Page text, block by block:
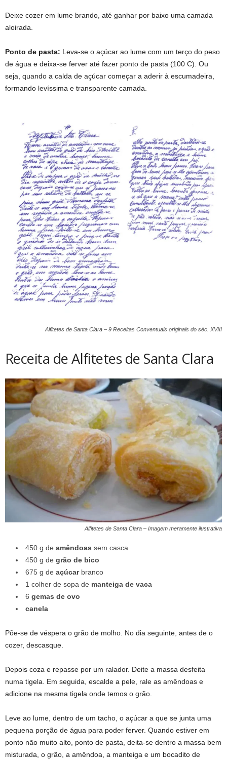
Deixe cozer em lume brando, até ganhar por baixo uma camada
aloirada.
Ponto de pasta: Leva-se o açúcar ao lume com um terço do peso
de água e deixa-se ferver até fazer ponto de pasta (100 C). Ou
seja, quando a calda de açúcar começar a aderir à escumadeira,
formando levíssima e transparente camada.
Alfitetes de Santa Clara – 9 Receitas Conventuais originais do séc. XVIII
Receita de Alfitetes de Santa Clara
Alfitetes de Santa Clara – Imagem meramente ilustrativa
450 g de amêndoas sem casca
450 g de grão de bico
675 g de açúcar branco
1 colher de sopa de manteiga de vaca
6 gemas de ovo
canela
Põe-se de véspera o grão de molho. No dia seguinte, antes de o
cozer, descasque.
Depois coza e repasse por um ralador. Deite a massa desfeita
numa tigela. Em seguida, escalde a pele, rale as amêndoas e
adicione na mesma tigela onde temos o grão.
Leve ao lume, dentro de um tacho, o açúcar a que se junta uma
pequena porção de água para poder ferver. Quando estiver em
ponto não muito alto, ponto de pasta, deita-se dentro a massa bem
misturada, o grão, a amêndoa, a manteiga e um bocadito de